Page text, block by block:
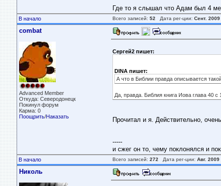
Где то я слышал что Адам был 4
В начало Всего записей: 52 Дата рег-ции: Сент. 2009
combat
Advanced Member
Откуда: Северодонецк
Покинул форум
Карма: 0
Поощрить/Наказать
Сергей2 пишет:
DINA пишет:
А что в Библии правда описывается
Да, правда. Библия книга Иова глава 40 с
Прочитал и я. Действительно,
-----
и сжег он то, чему поклонялся и
В начало Всего записей: 272 Дата рег-ции: Авг. 2009
Николь